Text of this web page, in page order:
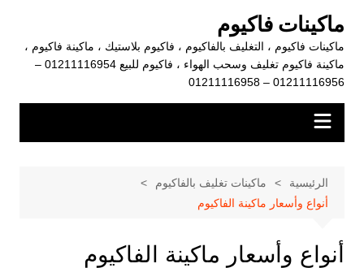
المحتوى
ماكينات فاكيوم
ماكينات فاكيوم ، التغليف بالفاكيوم ، فاكيوم بلاستيك ، ماكينة فاكيوم ،
ماكينة فاكيوم تغليف وسحب الهواء ، فاكيوم للبيع 01211116954 –
01211116956 – 01211116958
الرئيسية
ماكينات تغليف بالفاكيوم
أنواع وأسعار ماكينة الفاكيوم
أنواع وأسعار ماكينة الفاكيوم